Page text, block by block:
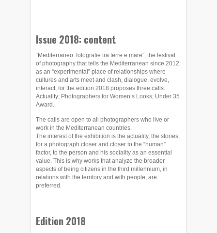
Issue 2018: content
“Mediterraneo: fotografie tra terre e mare”, the festival
of photography that tells the Mediterranean since 2012
as an “experimental” place of relationships where
cultures and arts meet and clash, dialogue, evolve,
interact, for the edition 2018 proposes three calls:
Actuality; Photographers for Women’s Looks; Under 35
Award.
The calls are open to all photographers who live or
work in the Mediterranean countries.
The interest of the exhibition is the actuality, the stories,
for a photograph closer and closer to the “human”
factor, to the person and his sociality as an essential
value. This is why works that analyze the broader
aspects of being citizens in the third millennium, in
relations with the territory and with people, are
preferred.
Edition 2018